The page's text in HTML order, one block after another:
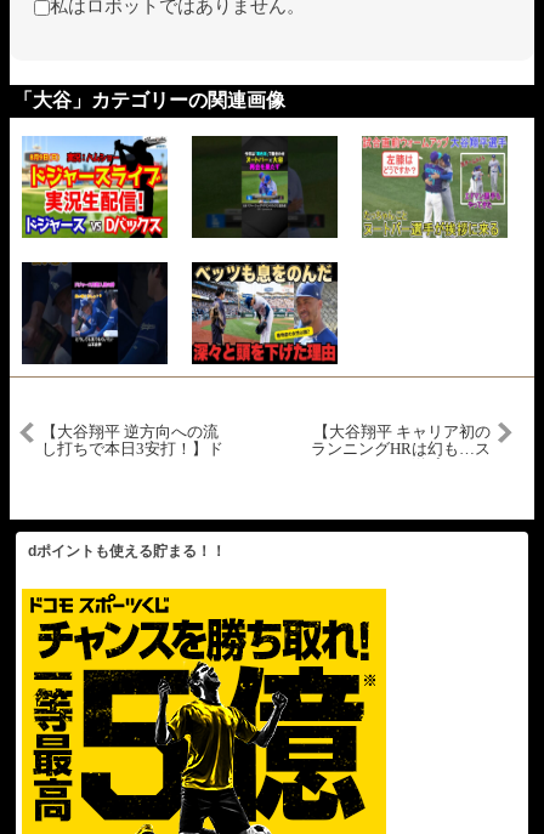
私はロボットではありません。
「大谷」カテゴリーの関連画像
【大谷翔平 逆方向への流
し打ちで本日3安打！】ド
【大谷翔平 キャリア初の
ランニングHRは幻も…ス
ウェイ・シリーズ
MLB2026シーズン 5.17
dポイントも使える貯まる！！